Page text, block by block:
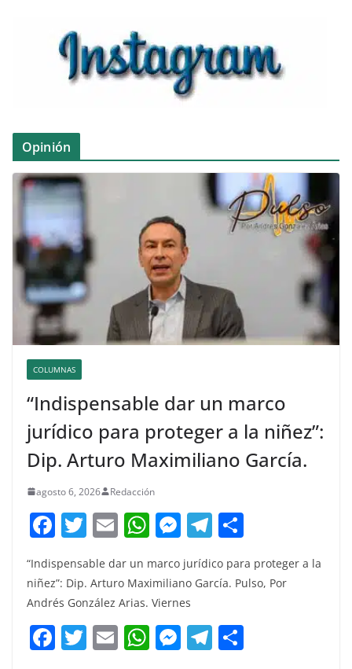
Opinión
COLUMNAS
“Indispensable dar un marco
jurídico para proteger a la niñez”:
Dip. Arturo Maximiliano García.
agosto 6, 2026 Redacción
F
c
e
b
o
T
w
itt
er
E
ai
l
W
at
s
A
p
M
e
ss
e
n
g
T
e
a
m
m
“Indispensable dar un marco jurídico para proteger a la
niñez”: Dip. Arturo Maximiliano García. Pulso, Por
Andrés González Arias. Viernes
F T E W M T